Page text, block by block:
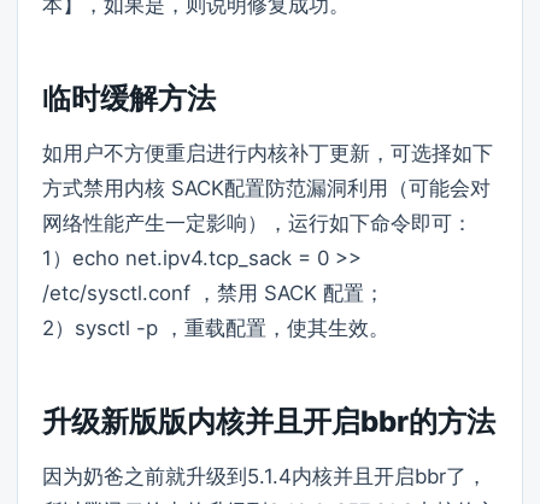
本】，如果是，则说明修复成功。
临时缓解方法
如用户不方便重启进行内核补丁更新，可选择如下
方式禁用内核 SACK配置防范漏洞利用（可能会对
网络性能产生一定影响），运行如下命令即可：
1）echo net.ipv4.tcp_sack = 0 >>
/etc/sysctl.conf ，禁用 SACK 配置；
2）sysctl -p ，重载配置，使其生效。
升级新版版内核并且开启bbr的方法
因为奶爸之前就升级到5.1.4内核并且开启bbr了，